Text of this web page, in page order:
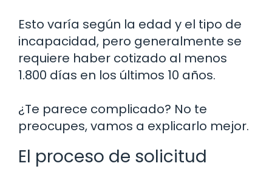
Esto varía según la edad y el tipo de
incapacidad, pero generalmente se
requiere haber cotizado al menos
1.800 días en los últimos 10 años.
¿Te parece complicado? No te
preocupes, vamos a explicarlo mejor.
El proceso de solicitud